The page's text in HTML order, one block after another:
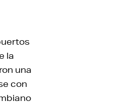
la
una
con